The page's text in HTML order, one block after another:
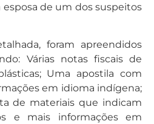
de um dos suspeitos
foram apreendidos
Várias notas fiscais de
Uma apostila com
em idioma indígena;
de materiais que indicam
e mais informações em